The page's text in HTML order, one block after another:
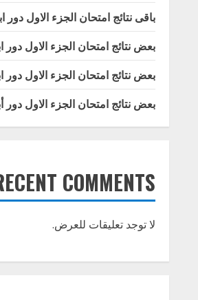
باقى نتائج امتحان الجزء الاول دور
بعض نتائج امتحان الجزء الاول دور
بعض نتائج امتحان الجزء الاول دور
بعض نتائج امتحان الجزء الاول دور
COMMENTS
لا توجد تعليقات للعرض.